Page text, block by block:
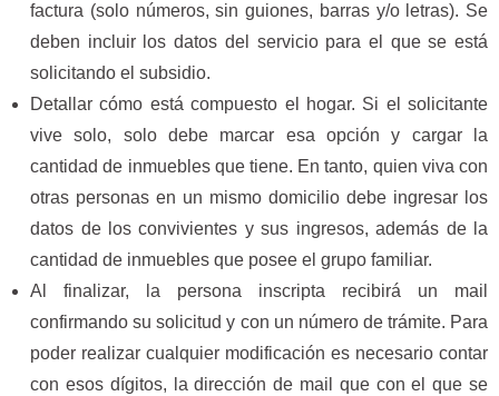
factura (solo números, sin guiones, barras y/o letras). Se
deben incluir los datos del servicio para el que se está
solicitando el subsidio.
Detallar cómo está compuesto el hogar. Si el solicitante
vive solo, solo debe marcar esa opción y cargar la
cantidad de inmuebles que tiene. En tanto, quien viva con
otras personas en un mismo domicilio debe ingresar los
datos de los convivientes y sus ingresos, además de la
cantidad de inmuebles que posee el grupo familiar.
Al finalizar, la persona inscripta recibirá un mail
confirmando su solicitud y con un número de trámite. Para
poder realizar cualquier modificación es necesario contar
con esos dígitos, la dirección de mail que con el que se